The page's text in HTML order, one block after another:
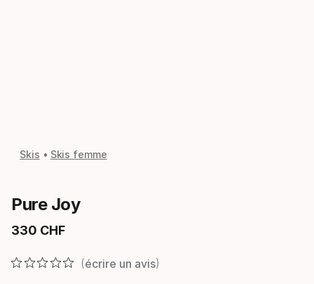
Skis Skis femme
Pure Joy
330 CHF
Prix final
écrire un avis